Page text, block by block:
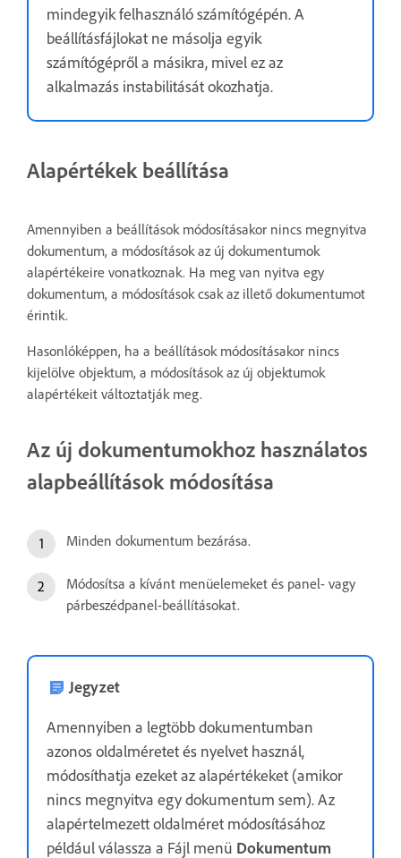
mindegyik felhasználó számítógépén. A
beállításfájlokat ne másolja egyik
számítógépről a másikra, mivel ez az
alkalmazás instabilitását okozhatja.
Alapértékek beállítása
Amennyiben a beállítások módosításakor nincs megnyitva
dokumentum, a módosítások az új dokumentumok
alapértékeire vonatkoznak. Ha meg van nyitva egy
dokumentum, a módosítások csak az illető dokumentumot
érintik.
Hasonlóképpen, ha a beállítások módosításakor nincs
kijelölve objektum, a módosítások az új objektumok
alapértékeit változtatják meg.
Az új dokumentumokhoz használatos
alapbeállítások módosítása
Minden dokumentum bezárása.
Módosítsa a kívánt menüelemeket és panel- vagy
párbeszédpanel-beállításokat.
Jegyzet
Amennyiben a legtöbb dokumentumban
azonos oldalméretet és nyelvet használ,
módosíthatja ezeket az alapértékeket (amikor
nincs megnyitva egy dokumentum sem). Az
alapértelmezett oldalméret módosításához
például válassza a Fájl menü Dokumentum